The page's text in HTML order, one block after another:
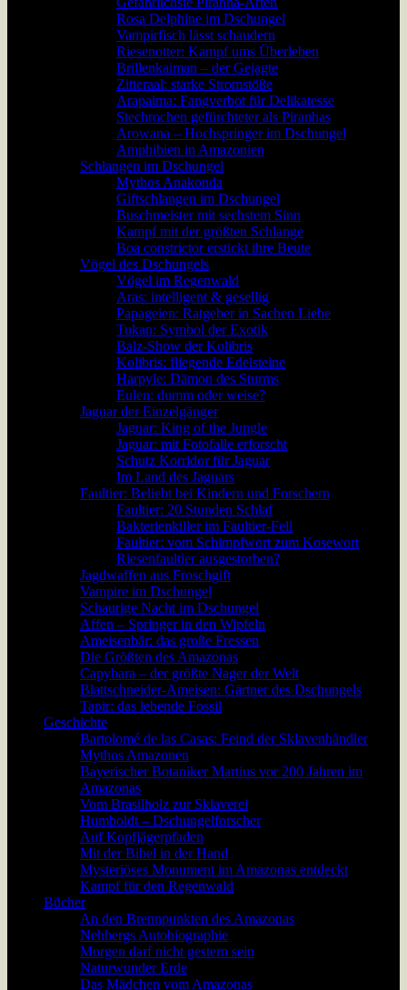
Rosa Delphine im Dschungel
Vampirfisch lässt schaudern
Riesenotter: Kampf ums Überleben
Brillenkaiman – der Gejagte
Zitteraal: starke Stromstöße
Arapaima: Fangverbot für Delikatesse
Stechrochen gefürchteter als Piranhas
Arowana – Hochspringer im Dschungel
Amphibien in Amazonien
Schlangen im Dschungel
Mythos Anakonda
Giftschlangen im Dschungel
Buschmeister mit sechstem Sinn
Kampf mit der größten Schlange
Boa constrictor erstickt ihre Beute
Vögel des Dschungels
Vögel im Regenwald
Aras: intelligent & gesellig
Papageien: Ratgeber in Sachen Liebe
Tukan: Symbol der Exotik
Balz-Show der Kolibris
Kolibris: fliegende Edelsteine
Harpyie: Dämon des Sturms
Eulen: dumm oder weise?
Jaguar der Einzelgänger
Jaguar: King of the Jungle
Jaguar: mit Fotofalle erforscht
Schutz Korridor für Jaguar
Im Land des Jaguars
Faultier: Beliebt bei Kindern und Forschern
Faultier: 20 Stunden Schlaf
Bakterienkiller im Faultier-Fell
Faultier: vom Schimpfwort zum Kosewort
Riesenfaultier ausgestorben?
Jagdwaffen aus Froschgift
Vampire im Dschungel
Schaurige Nacht im Dschungel
Affen – Springer in den Wipfeln
Ameisenbär: das große Fressen
Die Größten des Amazonas
Capybara – der größte Nager der Welt
Blattschneider-Ameisen: Gärtner des Dschungels
Tapir: das lebende Fossil
Geschichte
Bartolomé de las Casas: Feind der Sklavenhändler
Mythos Amazonen
Bayerischer Botaniker Martius vor 200 Jahren im
Amazonas
Vom Brasilholz zur Sklaverei
Humboldt – Dschungelforscher
Auf Kopfjägerpfaden
Mit der Bibel in der Hand
Mysteriöses Monument im Amazonas entdeckt
Kampf für den Regenwald
Bücher
An den Brennpunkten des Amazonas
Nehbergs Autobiographie
Morgen darf nicht gestern sein
Naturwunder Erde
Das Mädchen vom Amazonas